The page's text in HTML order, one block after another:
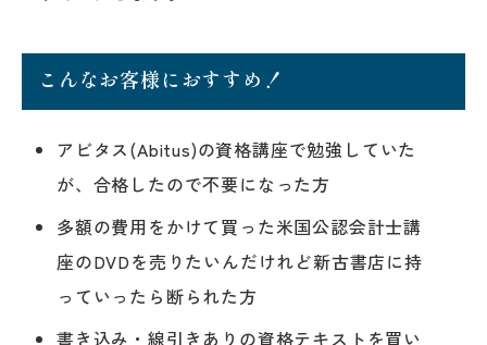
こんなお客様におすすめ！
アビタス(Abitus)の資格講座で勉強していた
が、合格したので不要になった方
多額の費用をかけて買った米国公認会計士講
座のDVDを売りたいんだけれど新古書店に持
っていったら断られた方
書き込み・線引きありの資格テキストを買い